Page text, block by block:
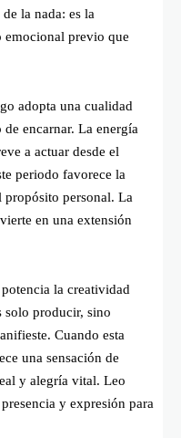
la nada: es la
emocional previo que
adopta una cualidad
encarnar. La energía
a actuar desde el
periodo favorece la
propósito personal. La
en una extensión
la creatividad
solo producir, sino
Cuando esta
una sensación de
y alegría vital. Leo
y expresión para